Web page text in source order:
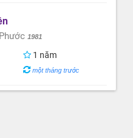
1981
1 năm
một tháng trước